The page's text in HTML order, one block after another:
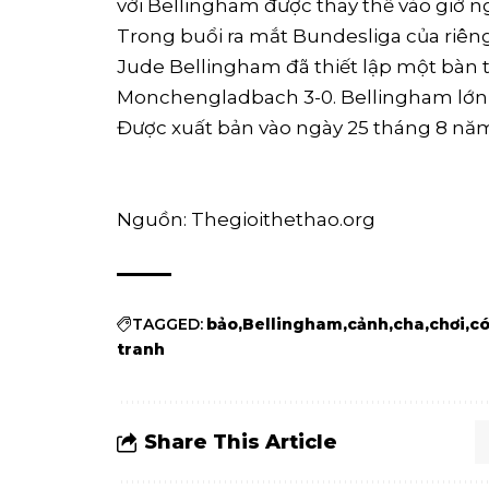
với Bellingham được thay thế vào giờ
Trong buổi ra mắt Bundesliga của
Jude Bellingham đã thiết lập một bàn
Monchengladbach 3-0. Bellingham
Được xuất bản vào ngày 25 tháng 8
Nguồn: Thegioithethao.org
TAGGED: bảo Bellingham cảnh cha chơi có
tranh
Share This Article